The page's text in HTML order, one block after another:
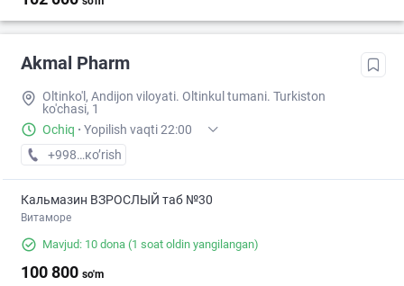
Akmal Pharm
Oltinko'l, Andijon viloyati. Oltinkul tumani. Turkiston
ko'chasi, 1
Ochiq · Yopilish vaqti 22:00
+998 (90) XXX-XX-XX
кo’rish
Кальмазин ВЗРОСЛЫЙ таб №30
Витаморе
Mavjud: 10 dona (1 soat oldin yangilangan)
100 800 so'm